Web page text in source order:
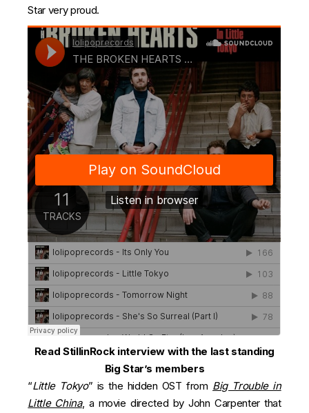
Star very proud.
Read StillinRock interview with the last standing
Big Star’s members
“Little Tokyo” is the hidden OST from Big Trouble in
Little China, a movie directed by John Carpenter that